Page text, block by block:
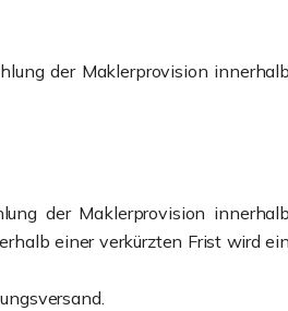
der Maklerprovision innerhalb
der Maklerprovision innerhalb
einer verkürzten Frist wird ein